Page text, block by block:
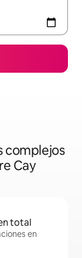
complejos
Cay
total
en